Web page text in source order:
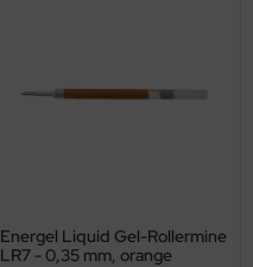
Energel Liquid Gel-Rollermine
LR7 - 0,35 mm, orange